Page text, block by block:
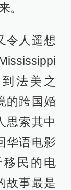
。
令人遥想
法美之
的跨国婚
思索其中
华语电影
民的电
故事最是